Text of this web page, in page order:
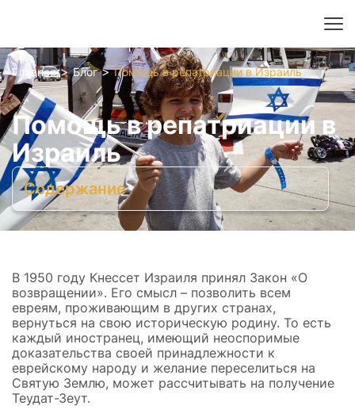
Гражданство Израиля
Репатриация в Израиль
Поиск еврейских корней
Сопровождение в Израиле
Подготовка к консульской проверке
Запись в консульство Израиля в Москве без очереди
Даркон
Лессе-пассе
Теудат-Зеут
Регистрация банковского счета в Израиле
Оформление в больничной кассе
Оформление корзины абсорбции
Главная > Блог > Помощь в репатриации в Израиль
Помощь в репатриации в
Израиль
Содержание
Поиск корней
Оформление гражданства
В 1950 году Кнессет Израиля принял Закон «О
возвращении». Его смысл – позволить всем
евреям, проживающим в других странах,
вернуться на свою историческую родину. То есть
каждый иностранец, имеющий неоспоримые
доказательства своей принадлежности к
еврейскому народу и желание переселиться на
Святую Землю, может рассчитывать на получение
Теудат-Зеут.